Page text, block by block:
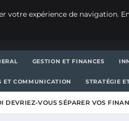
GESTION ET FINANCES
ET COMMUNICATION STRATÉGIE
DEVRIEZ-VOUS SÉPARER VOS
votre expérience de navigation.